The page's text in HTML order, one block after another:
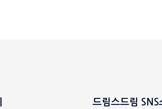
드림스드림 SNS